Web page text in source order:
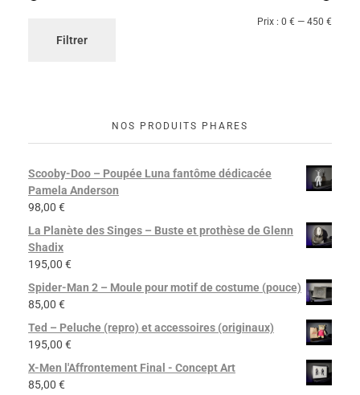
Filtrer
Prix : 0 € — 450 €
NOS PRODUITS PHARES
Scooby-Doo – Poupée Luna fantôme dédicacée
Pamela Anderson
98,00 €
La Planète des Singes – Buste et prothèse de Glenn
Shadix
195,00 €
Spider-Man 2 – Moule pour motif de costume (pouce)
85,00 €
Ted – Peluche (repro) et accessoires (originaux)
195,00 €
X-Men l'Affrontement Final - Concept Art
85,00 €